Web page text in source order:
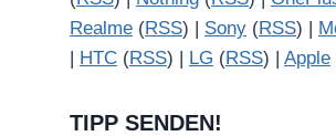
Realme (RSS) | Sony (RSS) |
| HTC (RSS) | LG (RSS) | Apple
TIPP SENDEN!